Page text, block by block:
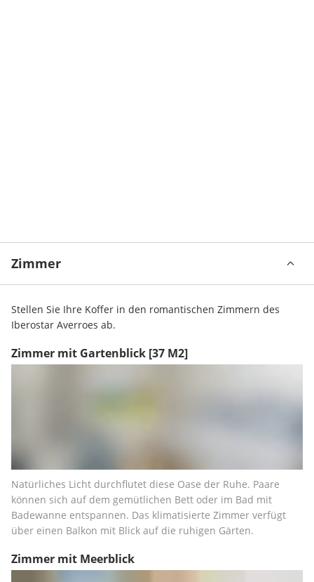
Zimmer
Stellen Sie Ihre Koffer in den romantischen Zimmern des
Iberostar Averroes ab.
Zimmer mit Gartenblick [37 M2]
Natürliches Licht durchflutet diese Oase der Ruhe. Paare
können sich auf dem gemütlichen Bett oder im Bad mit
Badewanne entspannen. Das klimatisierte Zimmer verfügt
über einen Balkon mit Blick auf die ruhigen Gärten.
Zimmer mit Meerblick